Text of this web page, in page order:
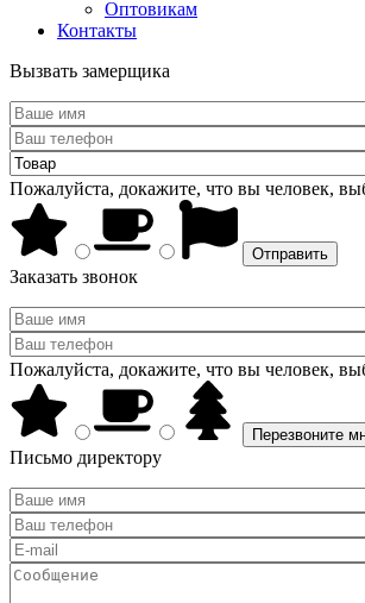
Оптовикам
Контакты
Вызвать замерщика
Пожалуйста, докажите, что вы человек,
Заказать звонок
Пожалуйста, докажите, что вы человек,
Письмо директору